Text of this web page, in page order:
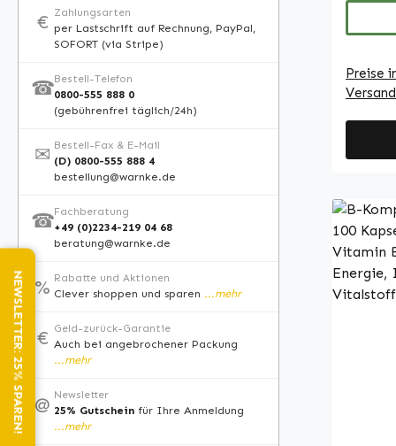
NEWSLETTER: 25% SPAREN!
€ Zahlungsarten
per Lastschrift auf Rechnung, PayPal,
SOFORT (via Stripe)
☎Bestell-Telefon
0800-555 888 0
(gebührenfrei täglich/24h)
✉ Bestell-Fax & E-Mail
(D) 0800-555 888 4
bestellung@warnke.de
☎Fachberatung
+49 (0)2234-219 04 68
beratung@warnke.de
% Rabatte und Aktionen
Clever shoppen und sparen ...mehr
€ Geld-zurück-Garantie
Auch bei angebrochener Packung
...mehr
@ Newsletter
25% Gutschein für Ihre Anmeldung
...mehr
Leucin
aus
Mit 90
leicht
Preise